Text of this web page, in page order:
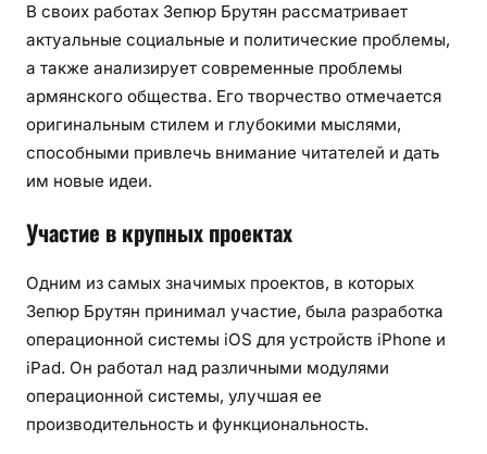
В своих работах Зепюр Брутян рассматривает
актуальные социальные и политические проблемы,
а также анализирует современные проблемы
армянского общества. Его творчество отмечается
оригинальным стилем и глубокими мыслями,
способными привлечь внимание читателей и дать
им новые идеи.
Участие в крупных проектах
Одним из самых значимых проектов, в которых
Зепюр Брутян принимал участие, была разработка
операционной системы iOS для устройств iPhone и
iPad. Он работал над различными модулями
операционной системы, улучшая ее
производительность и функциональность.